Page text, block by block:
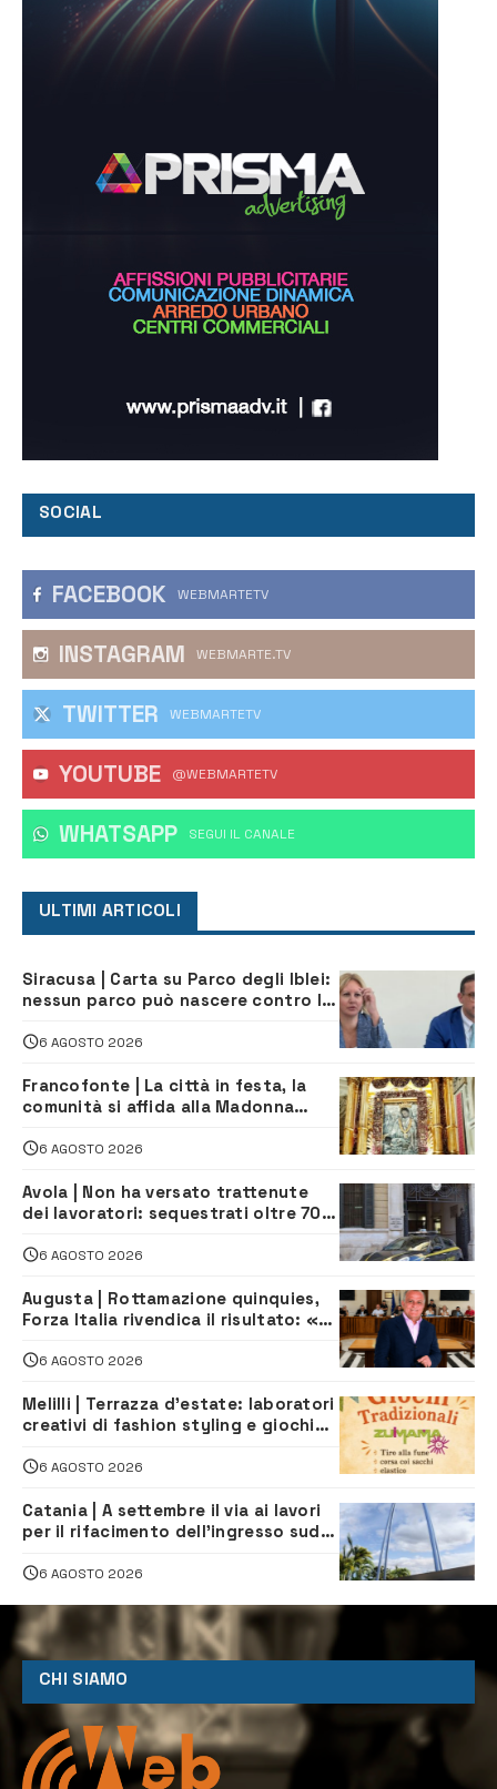
SOCIAL
FACEBOOK WEBMARTETV
INSTAGRAM WEBMARTE.TV
TWITTER WEBMARTETV
YOUTUBE @WEBMARTETV
WHATSAPP ‎SEGUI IL CANALE
ULTIMI ARTICOLI
Siracusa | Carta su Parco degli Iblei:
nessun parco può nascere contro le
6 AGOSTO 2026
Francofonte | La città in festa, la
comunità si affida alla Madonna
6 AGOSTO 2026
Avola | Non ha versato trattenute
dei lavoratori: sequestrati oltre 700
climatizzazione
6 AGOSTO 2026
Augusta | Rottamazione quinquies,
Forza Italia rivendica il risultato: «La
6 AGOSTO 2026
Melilli | Terrazza d’estate: laboratori
creativi di fashion styling e giochi
iscriversi
6 AGOSTO 2026
Catania | A settembre il via ai lavori
per il rifacimento dell’ingresso sud
6 AGOSTO 2026
CHI SIAMO